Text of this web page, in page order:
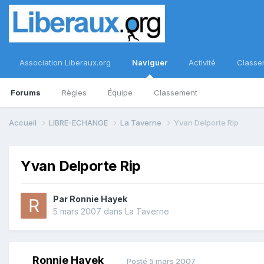
Association Liberaux.org Naviguer
Forums Règles Équipe Classement
Activité
Accueil LIBRE-ECHANGE La Taverne Yvan Delporte Rip
Yvan Delporte Rip
Par Ronnie Hayek
5 mars 2007 dans La Taverne
Ronnie Hayek Posté 5 mars 2007